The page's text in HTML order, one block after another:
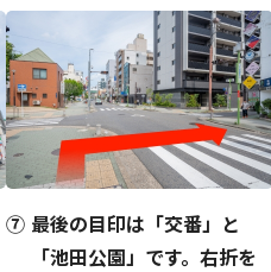
最後の目印は「交番」と
「池田公園」です。右折を